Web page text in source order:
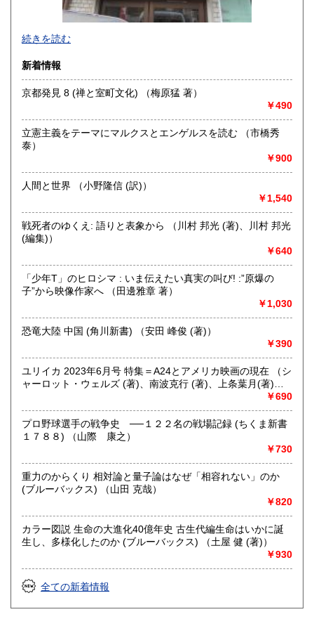
600円 鹿児島県
沖縄県
不死鳥BOOKSでは、書籍だけでなくCD、DVD、レコード、
ゲーム、おもちゃ、骨董品まであらゆるものの買い取りがで
にお問い合わせください。出張費は、無料です。
沿線名：伯備線・桃太郎線(吉備線)
営業時間：9時から17時
定休日：年中無休
不死鳥BOOKSでは、書籍だけでなくCD、DVD、レコード、
ゲーム、おもちゃ、骨董品まであらゆるものの買い取りがで
にお問い合わせください。出張費は、無料です。
哲学宗教、歴史、社会科学、自然科学、美術工芸、趣味、外
国書、サブカルチャー、古書一般（その他）
オールジャンル
続きを読む
新着情報
京都発見 8 (禅と室町文化) （梅原猛 著）
￥490
立憲主義をテーマにマルクスとエンゲルスを読む （市橋秀
泰）
￥900
人間と世界 （小野隆信 (訳)）
￥1,540
戦死者のゆくえ: 語りと表象から （川村 邦光 (著)、川村 邦光
(編集)）
￥640
「少年T」のヒロシマ : いま伝えたい真実の叫び! :”原爆の
子”から映像作家へ （田邊雅章 著）
￥1,030
恐竜大陸 中国 (角川新書) （安田 峰俊 (著)）
￥390
ユリイカ 2023年6月号 特集＝A24とアメリカ映画の現在 （シ
ャーロット・ウェルズ (著)、南波克行 (著)、上条葉月(著)、
￥690
プロ野球選手の戦争史 ──１２２名の戦場記録 (ちくま新書
１７８８) （山際 康之）
￥730
重力のからくり 相対論と量子論はなぜ「相容れない」のか
(ブルーバックス) （山田 克哉）
￥820
カラー図説 生命の大進化40億年史 古生代編生命はいかに誕
生し、多様化したのか (ブルーバックス) （土屋 健 (著)）
￥930
全ての新着情報